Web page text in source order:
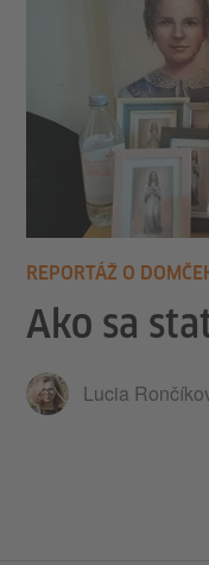
REPORTÁŽ O
Ako sa
Lucia